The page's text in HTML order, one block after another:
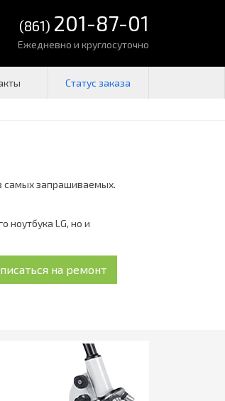
(861) 201-87-01
Ежедневно и круглосуточно
самых запрашиваемых.
ноутбука LG, но и